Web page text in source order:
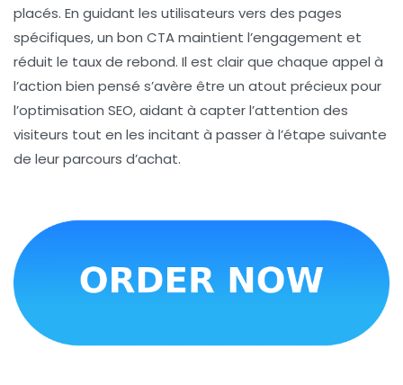
placés. En guidant les utilisateurs vers des pages
spécifiques, un bon CTA maintient l’engagement et
réduit le taux de rebond. Il est clair que chaque appel à
l’action bien pensé s’avère être un atout précieux pour
l’optimisation SEO, aidant à capter l’attention des
visiteurs tout en les incitant à passer à l’étape suivante
de leur parcours d’achat.